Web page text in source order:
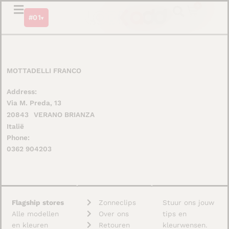
#01▾
MOTTADELLI FRANCO
Address:
Via M. Preda, 13
20843
VERANO BRIANZA
Italië
Phone:
0362 904203
Flagship stores
Alle modellen
en kleuren
Zonneclips
Over ons
Retouren
Stuur ons jouw
tips en
kleurwensen.